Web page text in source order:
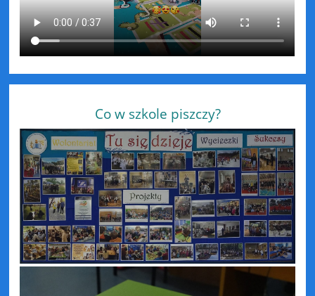
Co w szkole piszczy?